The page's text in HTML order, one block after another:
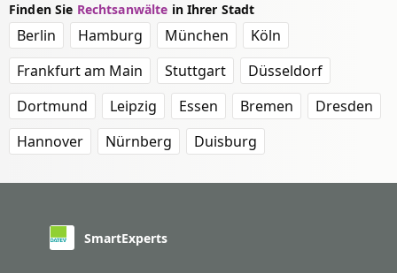
Finden Sie Rechtsanwälte in Ihrer Stadt
Berlin Hamburg München
Köln
Frankfurt am Main
Stuttgart
Düsseldorf
Dortmund
Leipzig Essen Bremen
Dresden
Hannover
Nürnberg Duisburg
SmartExperts